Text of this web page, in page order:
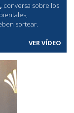
conversa sobre los
sortear.
VER VÍDEO